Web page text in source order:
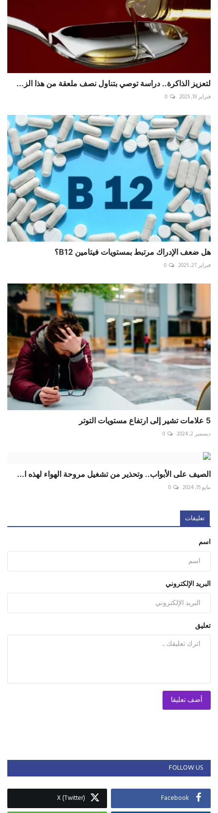
لتعزيز الذاكرة.. دراسة توصي بتناول نصف ملعقة من هذا الز...
فبراير 19, 2025 0
هل ضعف الإدراك مرتبط بمستويات فيتامين B12؟
فبراير 27, 2025 0
5 علامات تشير إلى ارتفاع مستويات التوتر
ديسمبر 2, 2024 0
الصيف على الأبواب.. وتحذير من تشغيل مروحة الهواء لهذه ا...
مايو 15, 2024 0
تعليقات
اسم
البريد الإلكتروني
تعليق
أضف تعليقا
FOLLOW US
Facebook
X (Twitter)